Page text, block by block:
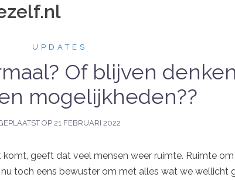
UPDATES
Of blijven
mogelijkheden??
OP21 FEBRUARI 2022
geeft dat veel mensen weer ruimte. Ruimte
nu toch eens bewuster om met alles wat we wellicht